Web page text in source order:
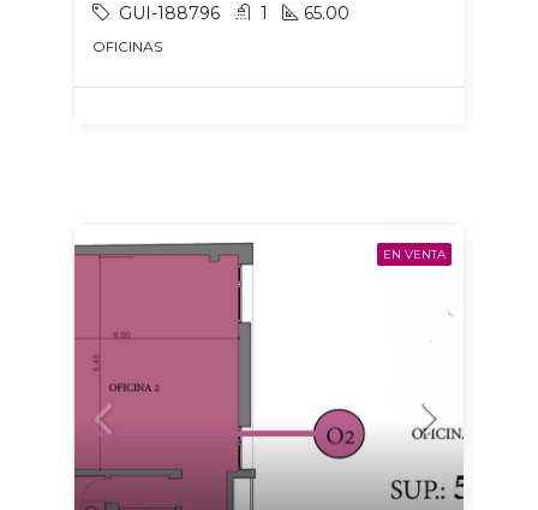
GUI-188796 1 65.00
OFICINAS
EN VENTA